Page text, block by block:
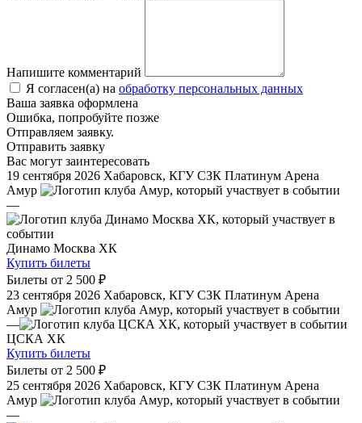
Напишите комментарий
Я согласен(а) на обработку персональных данных
Ваша заявка оформлена
Ошибка, попробуйте позже
Отправляем заявку.
Отправить заявку
Вас могут заинтересовать
19 сентября 2026 Хабаровск, КГУ СЗК Платинум Арена
Амур
—
Динамо Москва ХК
Купить билеты
Билеты от 2 500 ₽
23 сентября 2026 Хабаровск, КГУ СЗК Платинум Арена
Амур
—
ЦСКА ХК
Купить билеты
Билеты от 2 500 ₽
25 сентября 2026 Хабаровск, КГУ СЗК Платинум Арена
Амур
—